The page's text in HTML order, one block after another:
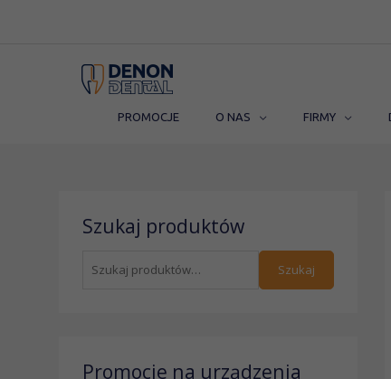
PROMOCJE O NAS FIRMY
Szukaj produktów
z
Szukaj
Promocje na urządzenia